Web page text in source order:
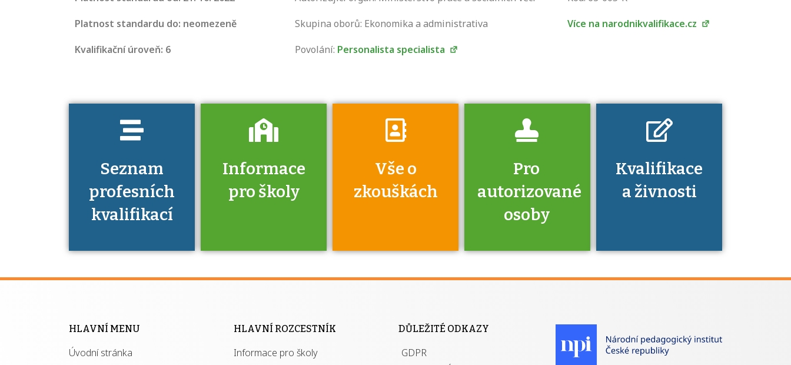
Platnost standardu do: neomezeně
Kvalifikační úroveň: 6
Skupina oborů: Ekonomika a administrativa
Povolání: Personalista specialista
Více na narodnikvalifikace.cz
Seznam
profesních
kvalifikací
kvalifikací. Víte,
musíte pro danou
Informace
pro školy
Víte, že jako škola
kvalifikací jisté
získávání
Vše o
zkouškách
zkoušce a kde
o tom, kdo vás
Pro
autorizované
osoby
výhody má získání
Kvalifikace
a živnosti
Pro které toto
HLAVNÍ MENU
Úvodní stránka
HLAVNÍ ROZCESTNÍK
Informace pro školy
DŮLEŽITÉ ODKAZY
GDPR